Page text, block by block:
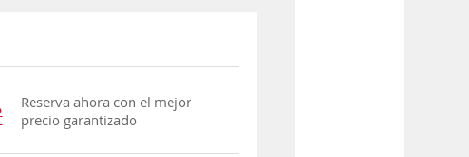
Reserva ahora con el mejor
precio garantizado